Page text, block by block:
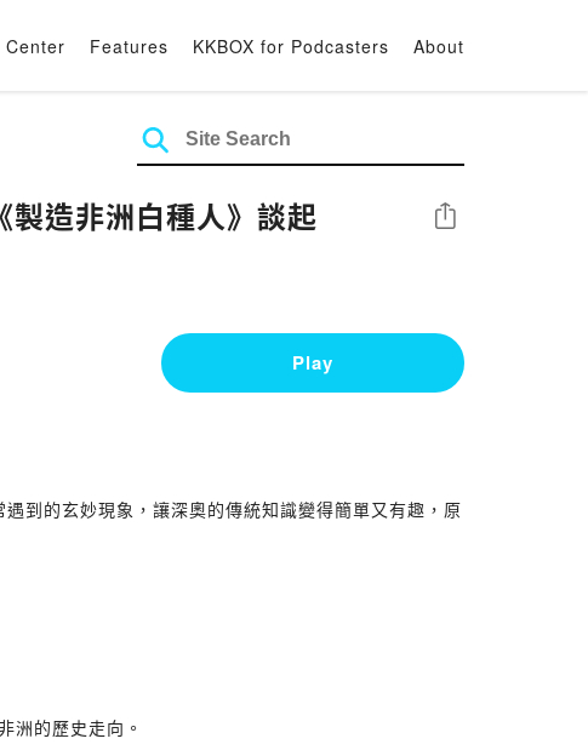
Center Features KKBOX for Podcasters About
假說：聖經沒寫，但他們寫得很開心 從《製造非洲白種人》談起 Share
Play
到的玄妙現象，讓深奧的傳統知識變得簡單又有趣，原
洲的歷史走向。